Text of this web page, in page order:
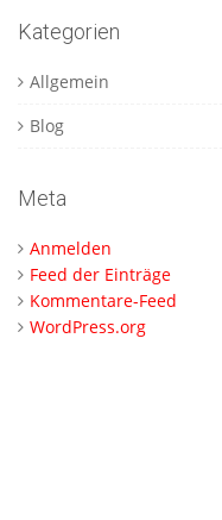
Kategorien
Allgemein
Blog
Meta
Anmelden
Feed der Einträge
Kommentare-Feed
WordPress.org